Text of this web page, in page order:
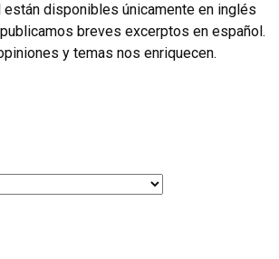
están disponibles únicamente en inglés
breves excerptos en español.
y temas nos enriquecen.